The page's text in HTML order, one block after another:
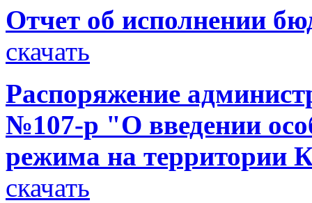
Отчет об исполнении
скачать
Распоряжение
№107-р "О введении
режима на территории
скачать